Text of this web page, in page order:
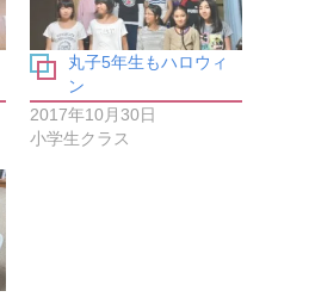
丸子5年生もハロウィ
ン
2017年10月30日
小学生クラス